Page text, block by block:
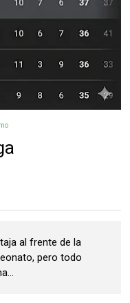
al frente de la
pero todo